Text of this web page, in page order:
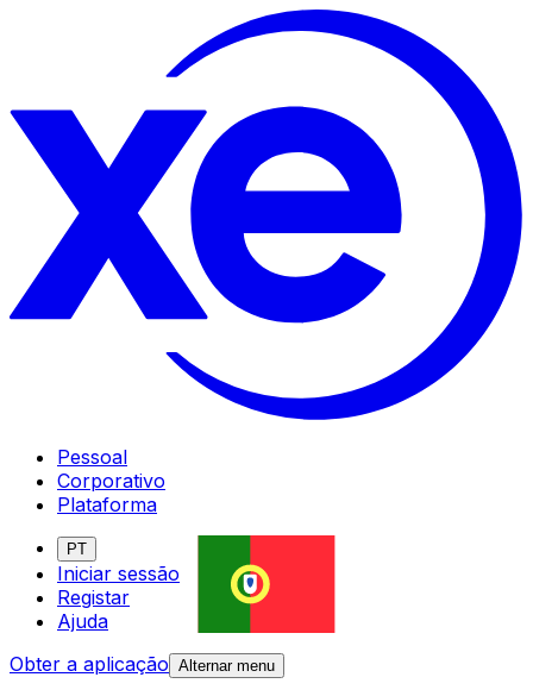
Pessoal
Corporativo
Plataforma
PT
Iniciar sessão
Registar
Ajuda
Obter a aplicação Alternar menu